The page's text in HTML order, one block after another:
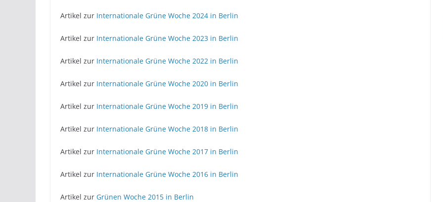
Artikel zur Internationale Grüne Woche 2024 in Berlin
Artikel zur Internationale Grüne Woche 2023 in Berlin
Artikel zur Internationale Grüne Woche 2022 in Berlin
Artikel zur Internationale Grüne Woche 2020 in Berlin
Artikel zur Internationale Grüne Woche 2019 in Berlin
Artikel zur Internationale Grüne Woche 2018 in Berlin
Artikel zur Internationale Grüne Woche 2017 in Berlin
Artikel zur Internationale Grüne Woche 2016 in Berlin
Artikel zur Grünen Woche 2015 in Berlin